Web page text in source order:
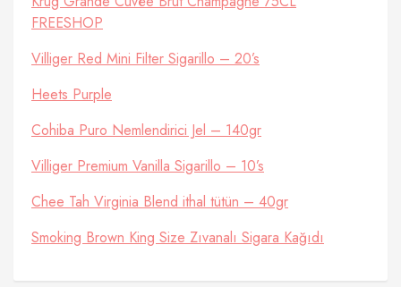
FREESHOP
Villiger Red Mini Filter Sigarillo – 20’s
Heets Purple
Cohiba Puro Nemlendirici Jel – 140gr
Villiger Premium Vanilla Sigarillo – 10’s
Chee Tah Virginia Blend ithal tütün – 40gr
Smoking Brown King Size Zıvanalı Sigara Kağıdı